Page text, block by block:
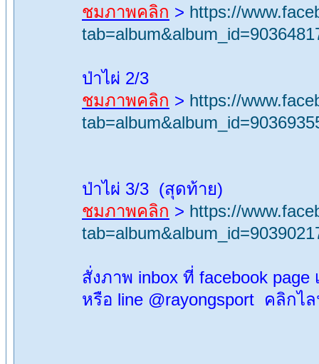
ชมภาพคลิก > https://
ป่าไผ่ 2/3
ชมภาพคลิก > https://
ป่าไผ่ 3/3 (สุดท้าย)
ชมภาพคลิก > https://
สั่งภาพ inbox ที่ facebook page
หรือ line @rayongsport คลิกไ